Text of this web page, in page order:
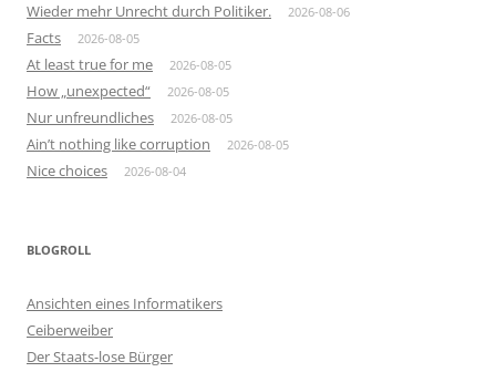
Wieder mehr Unrecht durch Politiker. 2026-08-06
Facts 2026-08-05
At least true for me 2026-08-05
How „unexpected“ 2026-08-05
Nur unfreundliches 2026-08-05
Ain’t nothing like corruption 2026-08-05
Nice choices 2026-08-04
BLOGROLL
Ansichten eines Informatikers
Ceiberweiber
Der Staats-lose Bürger